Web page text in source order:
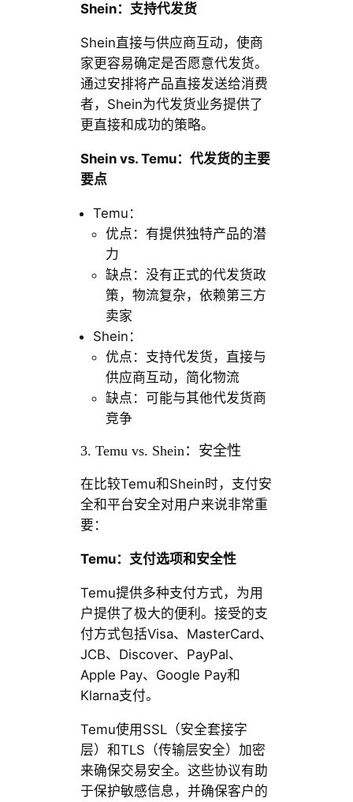
Shein：支持代发货
Shein直接与供应商互动，使商
家更容易确定是否愿意代发货。
通过安排将产品直接发送给消费
者，Shein为代发货业务提供了
更直接和成功的策略。
Shein vs. Temu：代发货的主要
要点
Temu：
优点：有提供独特产品的潜
力
缺点：没有正式的代发货政
策，物流复杂，依赖第三方
卖家
Shein：
优点：支持代发货，直接与
供应商互动，简化物流
缺点：可能与其他代发货商
竞争
3. Temu vs. Shein：安全性
在比较Temu和Shein时，支付安
全和平台安全对用户来说非常重
要：
Temu：支付选项和安全性
Temu提供多种支付方式，为用
户提供了极大的便利。接受的支
付方式包括Visa、MasterCard、
JCB、Discover、PayPal、
Apple Pay、Google Pay和
Klarna支付。
Temu使用SSL（安全套接字
层）和TLS（传输层安全）加密
来确保交易安全。这些协议有助
于保护敏感信息，并确保客户的